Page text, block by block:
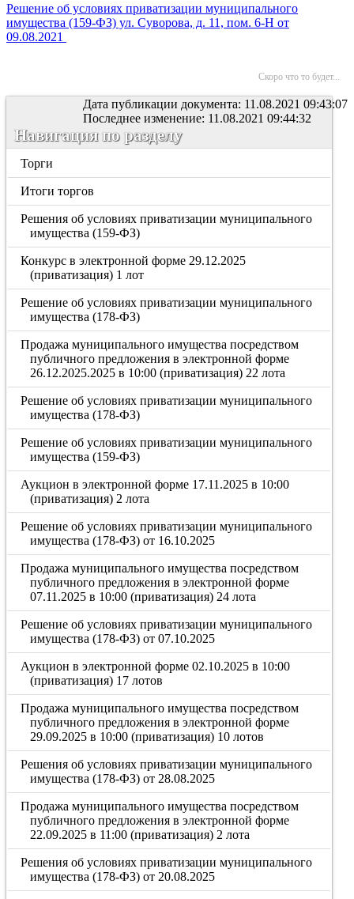
Решение об условиях приватизации муниципального
имущества (159-ФЗ) ул. Суворова, д. 11, пом. 6-Н от
09.08.2021
Скоро что то будет...
Дата публикации документа: 11.08.2021 09:43:07
Последнее изменение: 11.08.2021 09:44:32
Навигация по разделу
Торги
Итоги торгов
Решения об условиях приватизации муниципального
имущества (159-ФЗ)
Конкурс в электронной форме 29.12.2025
(приватизация) 1 лот
Решение об условиях приватизации муниципального
имущества (178-ФЗ)
Продажа муниципального имущества посредством
публичного предложения в электронной форме
26.12.2025.2025 в 10:00 (приватизация) 22 лота
Решение об условиях приватизации муниципального
имущества (178-ФЗ)
Решение об условиях приватизации муниципального
имущества (159-ФЗ)
Аукцион в электронной форме 17.11.2025 в 10:00
(приватизация) 2 лота
Решение об условиях приватизации муниципального
имущества (178-ФЗ) от 16.10.2025
Продажа муниципального имущества посредством
публичного предложения в электронной форме
07.11.2025 в 10:00 (приватизация) 24 лота
Решение об условиях приватизации муниципального
имущества (178-ФЗ) от 07.10.2025
Аукцион в электронной форме 02.10.2025 в 10:00
(приватизация) 17 лотов
Продажа муниципального имущества посредством
публичного предложения в электронной форме
29.09.2025 в 10:00 (приватизация) 10 лотов
Решения об условиях приватизации муниципального
имущества (178-ФЗ) от 28.08.2025
Продажа муниципального имущества посредством
публичного предложения в электронной форме
22.09.2025 в 11:00 (приватизация) 2 лота
Решения об условиях приватизации муниципального
имущества (178-ФЗ) от 20.08.2025